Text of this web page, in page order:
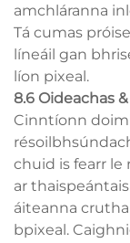
amchláranna
Tá cumas
líneáil gan
líon pixeal.
8.6 Oideachas
Cinntíonn
chuid is fearr
ar
áiteanna
bpixeal.